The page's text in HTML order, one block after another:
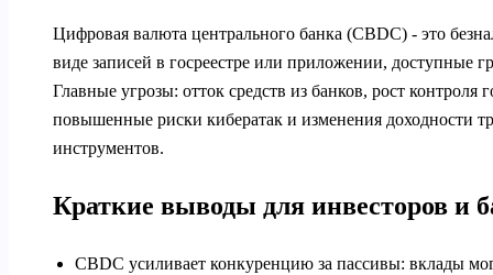
Цифровая валюта центрального банка (CBDC) - это
виде записей в госреестре или приложении, доступные
Главные угрозы: отток средств из банков, рост контроля
повышенные риски кибератак и изменения доходности
инструментов.
Краткие выводы для инвесторов и
CBDC усиливает конкуренцию за пассивы: вклады